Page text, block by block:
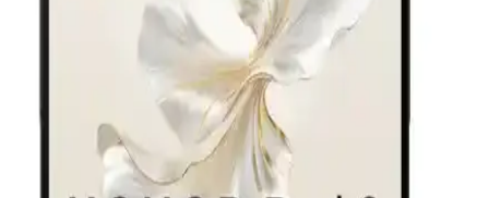
öne çıkan, modern tasarıma sahip, 5G ve yapay zeka destekli
gelişmiş özellikler sunan yeni nesil tablet.
iPad Pro 7. nesil özellikleri, kullanım ipuçları ve
sorun çözüm yolları
iPad Pro 7. nesil, güçlü donanımı, gelişmiş ekran teknolojisi ve
çeşitli bağlantı seçenekleriyle öne çıkar. Kullanıcılar, performans ve
güvenlik ipuçlarıyla cihazlarını en iyi şekilde kullanabilir.